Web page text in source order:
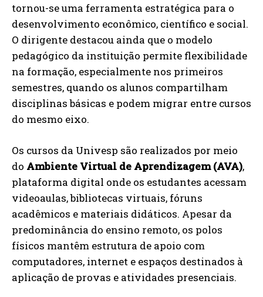
tornou-se uma ferramenta estratégica para o
desenvolvimento econômico, científico e social.
O dirigente destacou ainda que o modelo
pedagógico da instituição permite flexibilidade
na formação, especialmente nos primeiros
semestres, quando os alunos compartilham
disciplinas básicas e podem migrar entre cursos
do mesmo eixo.
Os cursos da Univesp são realizados por meio
do Ambiente Virtual de Aprendizagem (AVA),
plataforma digital onde os estudantes acessam
videoaulas, bibliotecas virtuais, fóruns
acadêmicos e materiais didáticos. Apesar da
predominância do ensino remoto, os polos
físicos mantêm estrutura de apoio com
computadores, internet e espaços destinados à
aplicação de provas e atividades presenciais.